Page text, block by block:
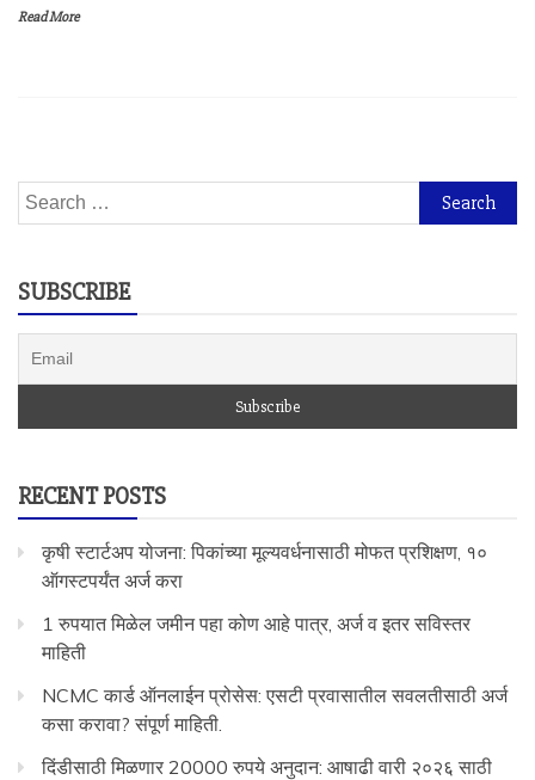
Read More
Search
for:
SUBSCRIBE
RECENT POSTS
कृषी स्टार्टअप योजना: पिकांच्या मूल्यवर्धनासाठी मोफत प्रशिक्षण, १०
ऑगस्टपर्यंत अर्ज करा
1 रुपयात मिळेल जमीन पहा कोण आहे पात्र, अर्ज व इतर सविस्तर
माहिती
NCMC कार्ड ऑनलाईन प्रोसेस: एसटी प्रवासातील सवलतीसाठी अर्ज
कसा करावा? संपूर्ण माहिती.
दिंडीसाठी मिळणार 20000 रुपये अनुदान: आषाढी वारी २०२६ साठी